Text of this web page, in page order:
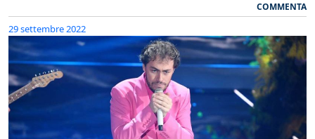
COMMENTA
29 settembre 2022